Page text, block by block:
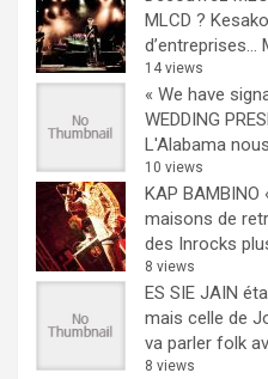
MLCD ?
d’entreprises…
14 views
« We have
WEDDING
L'Alabama
10 views
KAP
maisons de
des Inrocks
8 views
ES SIE JAIN
mais celle de
va parler folk
8 views